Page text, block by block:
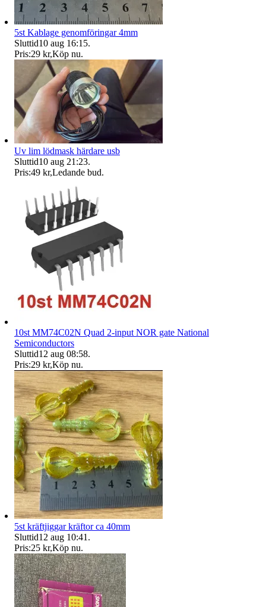
5st Kablage genomföringar 4mm
Sluttid10 aug 16:15.
Pris:29 kr,Köp nu.
Uv lim lödmask härdare usb
Sluttid10 aug 21:23.
Pris:49 kr,Ledande bud.
10st MM74C02N Quad 2-input NOR gate National
Semiconductors
Sluttid12 aug 08:58.
Pris:29 kr,Köp nu.
5st kräftjiggar kräftor ca 40mm
Sluttid12 aug 10:41 .
Pris:25 kr,Köp nu.